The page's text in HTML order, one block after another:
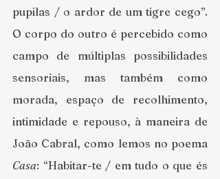
pupilas / o ardor de um tigre cego”.
O corpo do outro é percebido como
campo de múltiplas possibilidades
sensoriais, mas também como
morada, espaço de recolhimento,
intimidade e repouso, à maneira de
Casa: “Habitar-te / em tudo o que és